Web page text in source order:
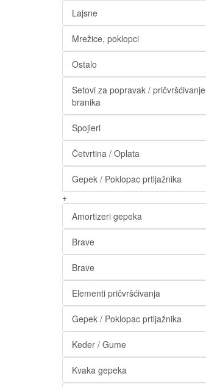
Lajsne
Mrežice, poklopci
Ostalo
Setovi za popravak / pričvršćivanje
branika
Spojleri
Četvrtina / Oplata
Gepek / Poklopac prtljažnika
+
Amortizeri gepeka
Brave
Brave
Elementi pričvršćivanja
Gepek / Poklopac prtljažnika
Keder / Gume
Kvaka gepeka